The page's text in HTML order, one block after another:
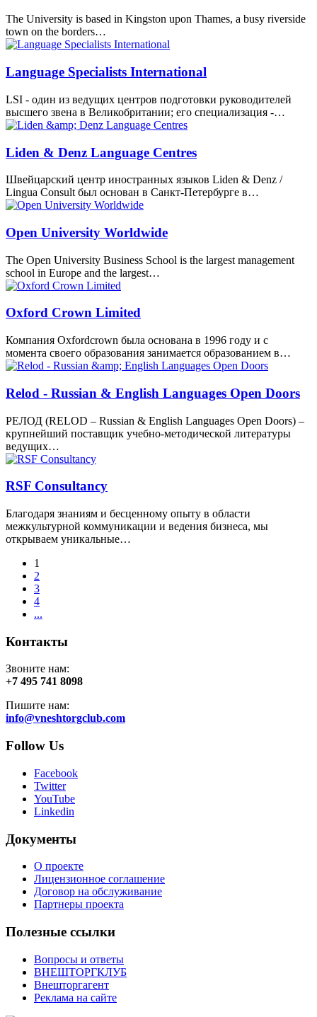
The University is based in Kingston upon Thames, a busy riverside
town on the borders…
Language Specialists International
LSI - один из ведущих центров подготовки руководителей
высшего звена в Великобритании; его специализация -…
Liden & Denz Language Centres
Швейцарский центр иностранных языков Liden & Denz /
Lingua Consult был основан в Санкт-Петербурге в…
Open University Worldwide
The Open University Business School is the largest management
school in Europe and the largest…
Oxford Crown Limited
Компания Oxfordcrown была основана в 1996 году и с
момента своего образования занимается образованием в…
Relod - Russian & English Languages Open Doors
РЕЛОД (RELOD – Russian & English Languages Open Doors) –
крупнейший поставщик учебно-методической литературы
ведущих…
RSF Consultancy
Благодаря знаниям и бесценному опыту в области
межкультурной коммуникации и ведения бизнеса, мы
открываем уникальные…
1
2
3
4
...
Контакты
Звоните нам:
+7 495 741 8098
Пишите нам:
info@vneshtorgclub.com
Follow Us
Facebook
Twitter
YouTube
Linkedin
Документы
О проекте
Лицензионное соглашение
Договор на обслуживание
Партнеры проекта
Полезные ссылки
Вопросы и ответы
ВНЕШТОРГКЛУБ
Внешторгагент
Реклама на сайте